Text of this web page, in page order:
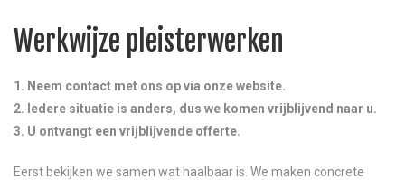
Werkwijze pleisterwerken
1. Neem contact met ons op via onze website.
2. Iedere situatie is anders, dus we komen vrijblijvend naar u.
3. U ontvangt een vrijblijvende offerte.
Eerst bekijken we samen wat haalbaar is. We maken concrete